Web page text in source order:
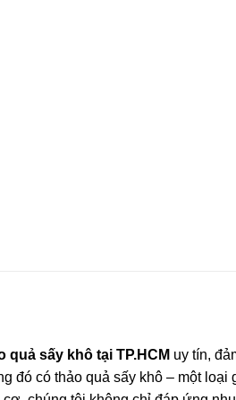
quả sấy khô tại TP.HCM uy tín,
đó có thảo quả sấy khô – một